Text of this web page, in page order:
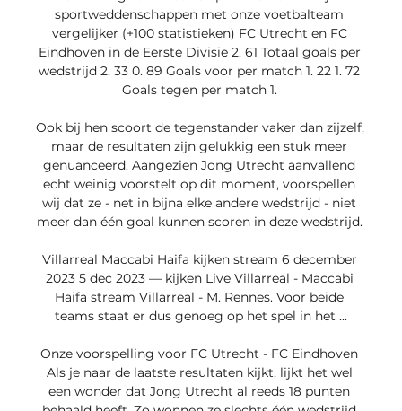
sportweddenschappen met onze voetbalteam
vergelijker (+100 statistieken) FC Utrecht en FC
Eindhoven in de Eerste Divisie 2. 61 Totaal goals per
wedstrijd 2. 33 0. 89 Goals voor per match 1. 22 1. 72
Goals tegen per match 1.
Ook bij hen scoort de tegenstander vaker dan zijzelf,
maar de resultaten zijn gelukkig een stuk meer
genuanceerd. Aangezien Jong Utrecht aanvallend
echt weinig voorstelt op dit moment, voorspellen
wij dat ze - net in bijna elke andere wedstrijd - niet
meer dan één goal kunnen scoren in deze wedstrijd.
Villarreal Maccabi Haifa kijken stream 6 december
2023 5 dec 2023 — kijken Live Villarreal - Maccabi
Haifa stream Villarreal - M. Rennes. Voor beide
teams staat er dus genoeg op het spel in het ...
Onze voorspelling voor FC Utrecht - FC Eindhoven
Als je naar de laatste resultaten kijkt, lijkt het wel
een wonder dat Jong Utrecht al reeds 18 punten